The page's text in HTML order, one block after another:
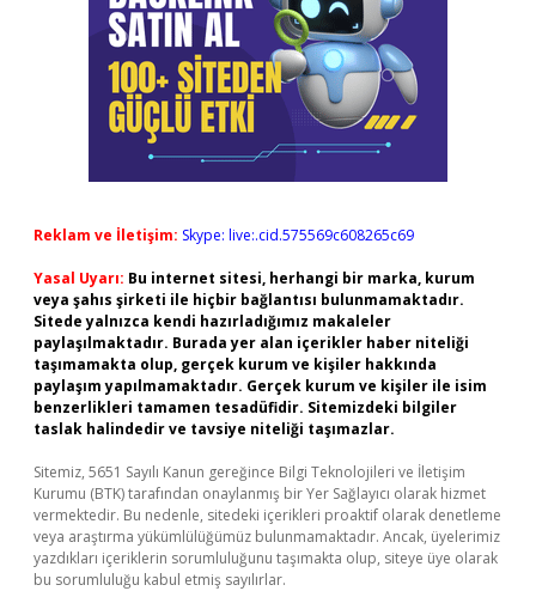
Reklam ve İletişim: Skype: live:.cid.575569c608265c69
Yasal Uyarı: Bu internet sitesi, herhangi bir marka, kurum
veya şahıs şirketi ile hiçbir bağlantısı bulunmamaktadır.
Sitede yalnızca kendi hazırladığımız makaleler
paylaşılmaktadır. Burada yer alan içerikler haber niteliği
taşımamakta olup, gerçek kurum ve kişiler hakkında
paylaşım yapılmamaktadır. Gerçek kurum ve kişiler ile isim
benzerlikleri tamamen tesadüfidir. Sitemizdeki bilgiler
taslak halindedir ve tavsiye niteliği taşımazlar.
Sitemiz, 5651 Sayılı Kanun gereğince Bilgi Teknolojileri ve İletişim
Kurumu (BTK) tarafından onaylanmış bir Yer Sağlayıcı olarak hizmet
vermektedir. Bu nedenle, sitedeki içerikleri proaktif olarak denetleme
veya araştırma yükümlülüğümüz bulunmamaktadır. Ancak, üyelerimiz
yazdıkları içeriklerin sorumluluğunu taşımakta olup, siteye üye olarak
bu sorumluluğu kabul etmiş sayılırlar.